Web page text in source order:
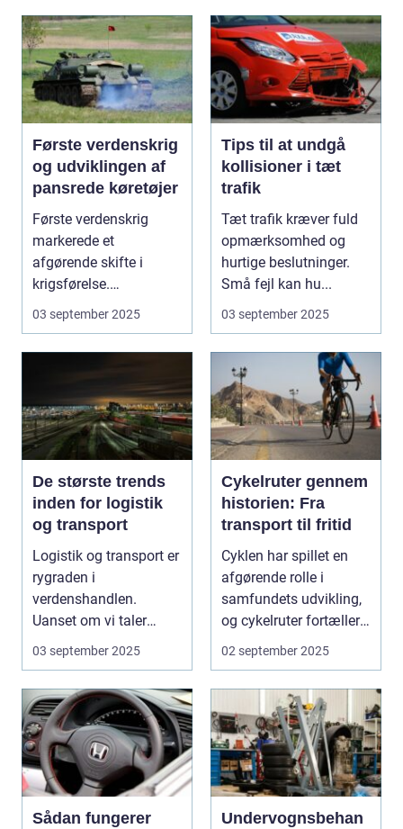
Første verdenskrig
og udviklingen af
pansrede køretøjer
Første verdenskrig
markerede et
afgørende skifte i
krigsførelse.
Industrialiser...
03 september 2025
Tips til at undgå
kollisioner i tæt
trafik
Tæt trafik kræver fuld
opmærksomhed og
hurtige beslutninger.
Små fejl kan hu...
03 september 2025
De største trends
inden for logistik
og transport
Logistik og transport er
rygraden i
verdenshandlen.
Uanset om vi taler
dagligvarer til
supermarkedet...
03 september 2025
Cykelruter gennem
historien: Fra
transport til fritid
Cyklen har spillet en
afgørende rolle i
samfundets udvikling,
og cykelruter fortæller
02 september 2025
Sådan fungerer
Undervognsbehan